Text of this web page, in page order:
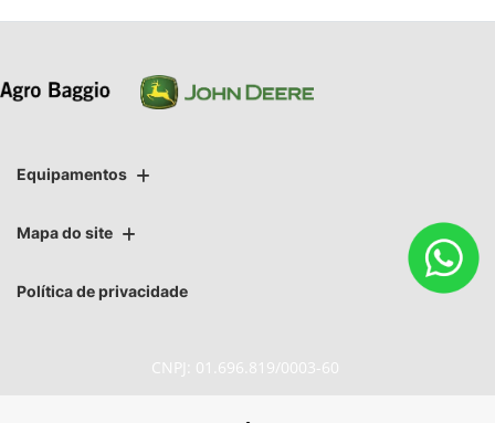
Equipamentos
Mapa do site
Política de privacidade
CNPJ: 01.696.819/0003-60